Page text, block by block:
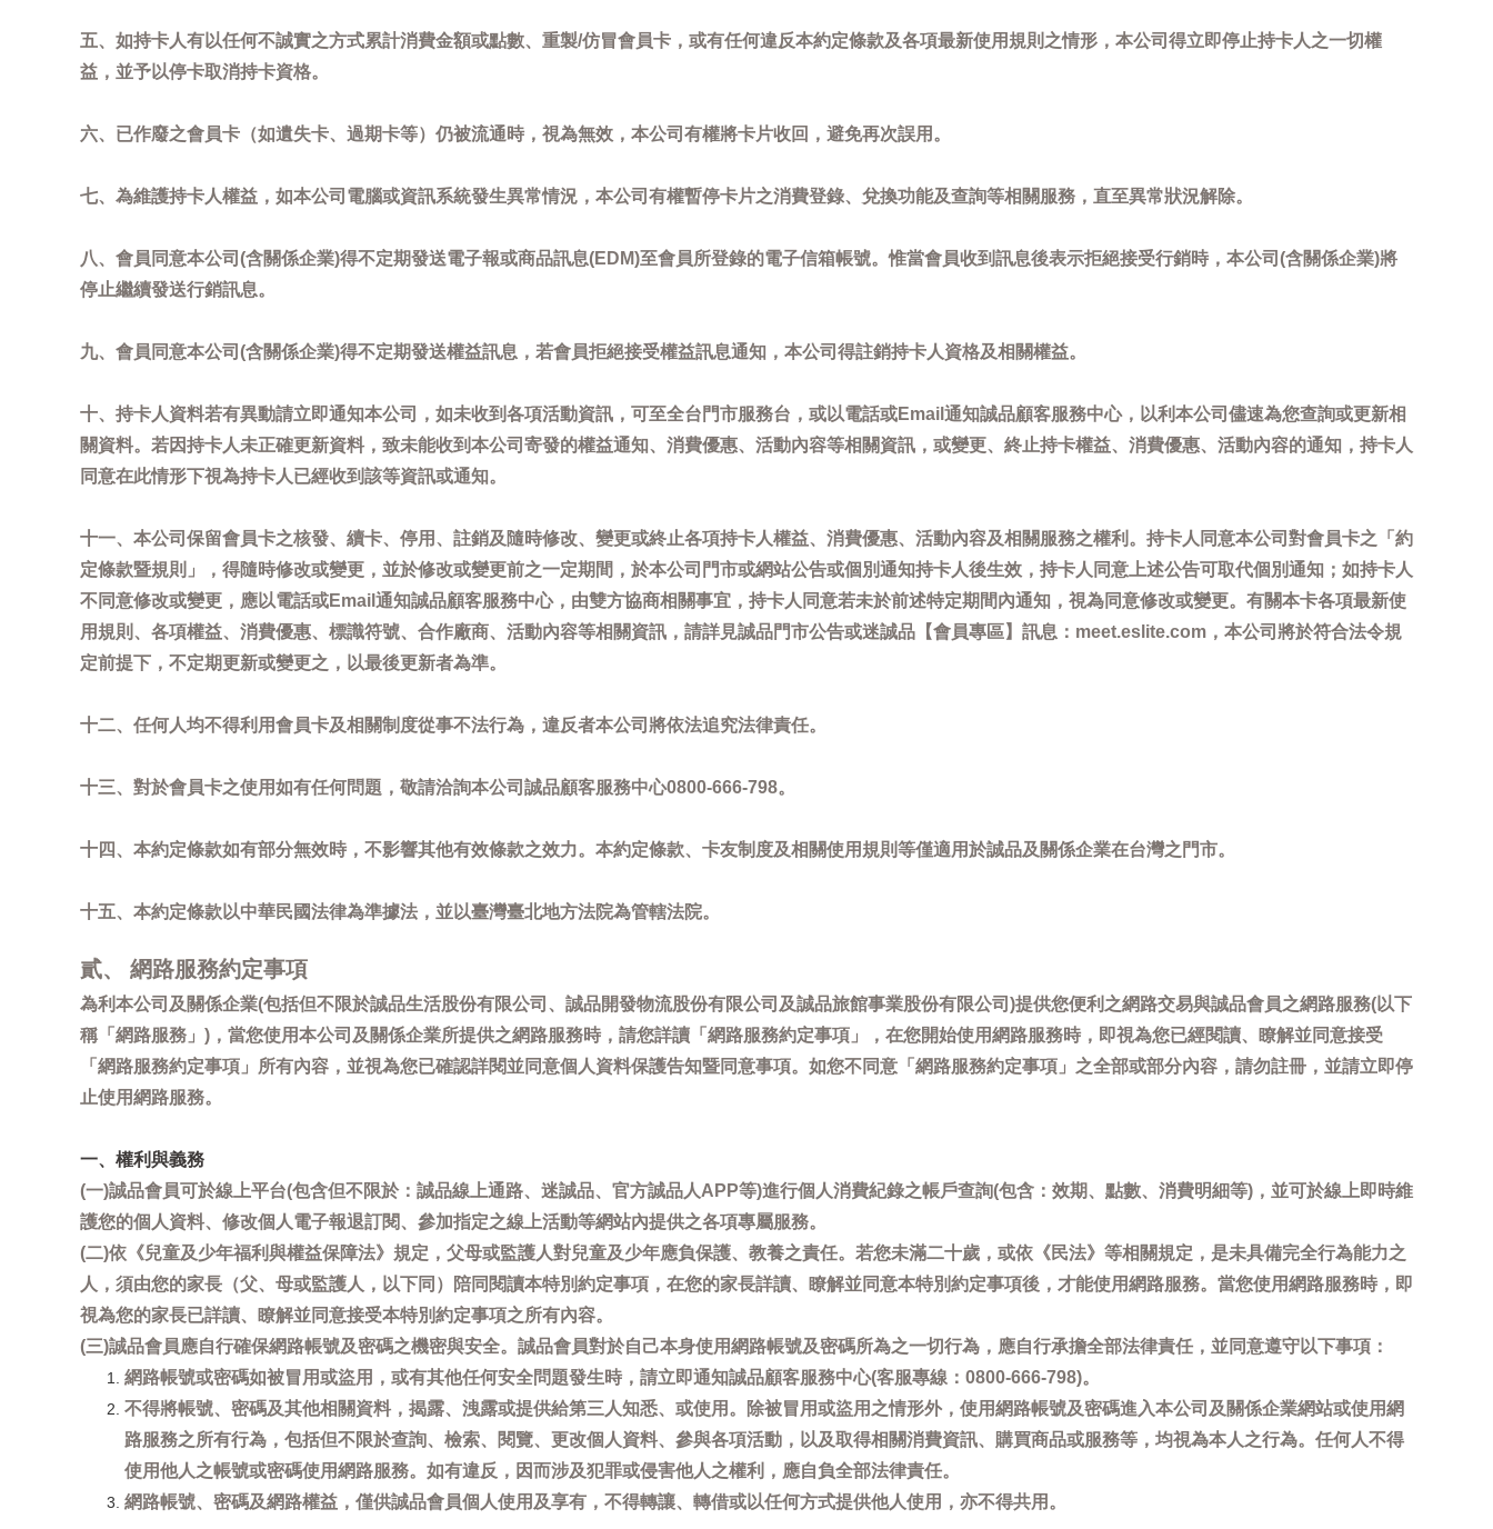
五、如持卡人有以任何不誠實之方式累計消費金額或點數、重製/仿冒會員卡，或有任何違反本約定條款及各項最新使用規則之情形，本公司得立即停止持卡人之一切權
益，並予以停卡取消持卡資格。
六、已作廢之會員卡（如遺失卡、過期卡等）仍被流通時，視為無效，本公司有權將卡片收回，避免再次誤用。
七、為維護持卡人權益，如本公司電腦或資訊系統發生異常情況，本公司有權暫停卡片之消費登錄、兌換功能及查詢等相關服務，直至異常狀況解除。
八、會員同意本公司(含關係企業)得不定期發送電子報或商品訊息(EDM)至會員所登錄的電子信箱帳號。惟當會員收到訊息後表示拒絕接受行銷時，本公司(含關係企業)將
停止繼續發送行銷訊息。
九、會員同意本公司(含關係企業)得不定期發送權益訊息，若會員拒絕接受權益訊息通知，本公司得註銷持卡人資格及相關權益。
十、持卡人資料若有異動請立即通知本公司，如未收到各項活動資訊，可至全台門市服務台，或以電話或Email通知誠品顧客服務中心，以利本公司儘速為您查詢或更新相
關資料。若因持卡人未正確更新資料，致未能收到本公司寄發的權益通知、消費優惠、活動內容等相關資訊，或變更、終止持卡權益、消費優惠、活動內容的通知，持卡人
同意在此情形下視為持卡人已經收到該等資訊或通知。
十一、本公司保留會員卡之核發、續卡、停用、註銷及隨時修改、變更或終止各項持卡人權益、消費優惠、活動內容及相關服務之權利。持卡人同意本公司對會員卡之「約
定條款暨規則」，得隨時修改或變更，並於修改或變更前之一定期間，於本公司門市或網站公告或個別通知持卡人後生效，持卡人同意上述公告可取代個別通知；如持卡人
不同意修改或變更，應以電話或Email通知誠品顧客服務中心，由雙方協商相關事宜，持卡人同意若未於前述特定期間內通知，視為同意修改或變更。有關本卡各項最新使
用規則、各項權益、消費優惠、標識符號、合作廠商、活動內容等相關資訊，請詳見誠品門市公告或迷誠品【會員專區】訊息：meet.eslite.com，本公司將於符合法令規
定前提下，不定期更新或變更之，以最後更新者為準。
十二、任何人均不得利用會員卡及相關制度從事不法行為，違反者本公司將依法追究法律責任。
十三、對於會員卡之使用如有任何問題，敬請洽詢本公司誠品顧客服務中心0800-666-798。
十四、本約定條款如有部分無效時，不影響其他有效條款之效力。本約定條款、卡友制度及相關使用規則等僅適用於誠品及關係企業在台灣之門市。
十五、本約定條款以中華民國法律為準據法，並以臺灣臺北地方法院為管轄法院。
貳、 網路服務約定事項
為利本公司及關係企業(包括但不限於誠品生活股份有限公司、誠品開發物流股份有限公司及誠品旅館事業股份有限公司)提供您便利之網路交易與誠品會員之網路服務(以下
稱「網路服務」)，當您使用本公司及關係企業所提供之網路服務時，請您詳讀「網路服務約定事項」，在您開始使用網路服務時，即視為您已經閱讀、瞭解並同意接受
「網路服務約定事項」所有內容，並視為您已確認詳閱並同意個人資料保護告知暨同意事項。如您不同意「網路服務約定事項」之全部或部分內容，請勿註冊，並請立即停
止使用網路服務。
一、權利與義務
(一)誠品會員可於線上平台(包含但不限於：誠品線上通路、迷誠品、官方誠品人APP等)進行個人消費紀錄之帳戶查詢(包含：效期、點數、消費明細等)，並可於線上即時維
護您的個人資料、修改個人電子報退訂閱、參加指定之線上活動等網站內提供之各項專屬服務。
(二)依《兒童及少年福利與權益保障法》規定，父母或監護人對兒童及少年應負保護、教養之責任。若您未滿二十歲，或依《民法》等相關規定，是未具備完全行為能力之
人，須由您的家長（父、母或監護人，以下同）陪同閱讀本特別約定事項，在您的家長詳讀、瞭解並同意本特別約定事項後，才能使用網路服務。當您使用網路服務時，即
視為您的家長已詳讀、瞭解並同意接受本特別約定事項之所有內容。
(三)誠品會員應自行確保網路帳號及密碼之機密與安全。誠品會員對於自己本身使用網路帳號及密碼所為之一切行為，應自行承擔全部法律責任，並同意遵守以下事項：
網路帳號或密碼如被冒用或盜用，或有其他任何安全問題發生時，請立即通知誠品顧客服務中心(客服專線：0800-666-798)。
不得將帳號、密碼及其他相關資料，揭露、洩露或提供給第三人知悉、或使用。除被冒用或盜用之情形外，使用網路帳號及密碼進入本公司及關係企業網站或使用網
路服務之所有行為，包括但不限於查詢、檢索、閱覽、更改個人資料、參與各項活動，以及取得相關消費資訊、購買商品或服務等，均視為本人之行為。任何人不得
使用他人之帳號或密碼使用網路服務。如有違反，因而涉及犯罪或侵害他人之權利，應自負全部法律責任。
網路帳號、密碼及網路權益，僅供誠品會員個人使用及享有，不得轉讓、轉借或以任何方式提供他人使用，亦不得共用。